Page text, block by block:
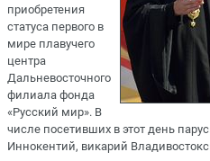
приобретения
статуса первого в
мире плавучего
центра
Дальневосточного
филиала фонда
«Русский мир». В
числе посетивших в этот день
Иннокентий, викарий